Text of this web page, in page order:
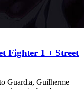
Fighter 1 + Street
Guardia, Guilherme